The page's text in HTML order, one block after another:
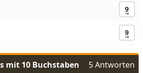
9
9
mit 10 Buchstaben 5 Antworten